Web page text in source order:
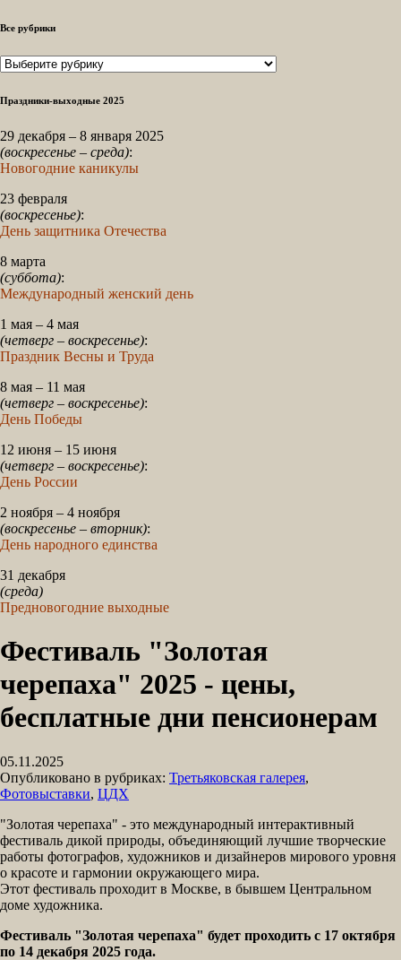
Все рубрики
Все
Праздники-выходные 2025
29 декабря – 8 января 2025
(воскресенье – среда):
Новогодние каникулы
23 февраля
(воскресенье):
День защитника Отечества
8 марта
(суббота):
Международный женский день
1 мая – 4 мая
(четверг – воскресенье):
Праздник Весны и Труда
8 мая – 11 мая
(четверг – воскресенье):
День Победы
12 июня – 15 июня
(четверг – воскресенье):
День России
2 ноября – 4 ноября
(воскресенье – вторник):
День народного единства
31 декабря
(среда)
Предновогодние выходные
Фестиваль "Золотая
черепаха" 2025 - цены,
бесплатные дни пенсионерам
05.11.2025
Опубликовано в рубриках: Третьяковская галерея,
Фотовыставки, ЦДХ
"Золотая черепаха" - это международный интерактивный
фестиваль дикой природы, объединяющий лучшие творческие
работы фотографов, художников и дизайнеров мирового уровня
о красоте и гармонии окружающего мира.
Этот фестиваль проходит в Москве, в бывшем Центральном
доме художника.
Фестиваль "Золотая черепаха" будет проходить с 17 октября
по 14 декабря 2025 года.